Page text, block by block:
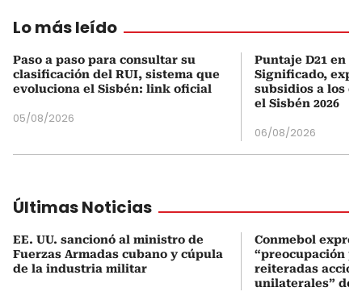
Lo más leído
Paso a paso para consultar su
clasificación del RUI, sistema que
evoluciona el Sisbén: link oficial
05/08/2026
Puntaje D21 en
Significado,
subsidios a los
el Sisbén 2026
06/08/2026
Últimas Noticias
EE. UU. sancionó al ministro de
Fuerzas Armadas cubano y cúpula
de la industria militar
Conmebol
“preocupación
reiteradas
unilaterales” de